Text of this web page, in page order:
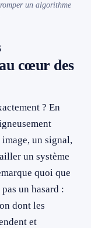
un algorithme
cœur des
? En
un signal,
un système
quoi que
un hasard :
dont les
et